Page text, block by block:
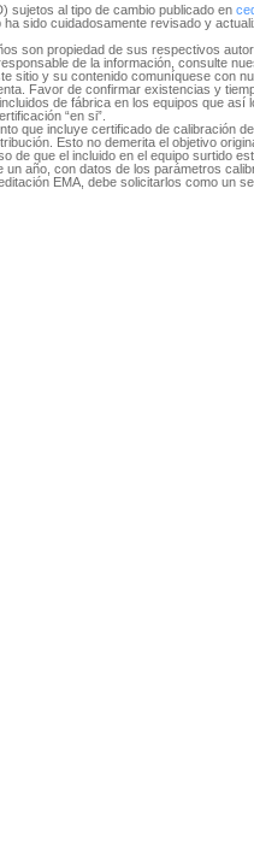
sujetos al tipo de cambio publicado en
ha sido cuidadosamente revisado y
son propiedad de sus respectivos
de la información, consulte
sitio y su contenido comuníquese con
Favor de confirmar existencias y
de fábrica en los equipos que
“en si”.
que incluye certificado de calibración
Esto no demerita el objetivo
de que el incluido en el equipo surtido
un año, con datos de los parámetros
EMA, debe solicitarlos como un